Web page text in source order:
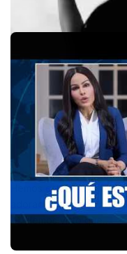
Hemos estado
adoración y la Palabra
19. Hemos visto que…